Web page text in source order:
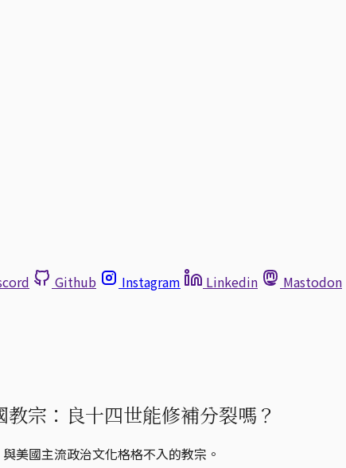
Github Instagram Linkedin Mastodon
宗：良十四世能修補分裂嗎？
美國主流政治文化格格不入的教宗。